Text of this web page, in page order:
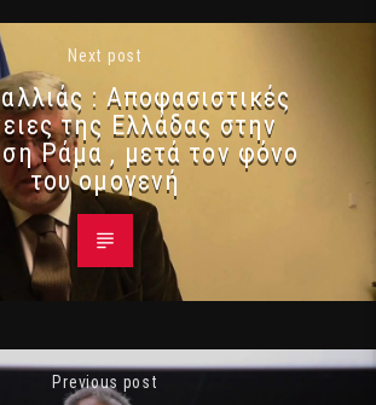
Next post
: Αποφασιστικές
της Ελλάδας στην
Ράμα , μετά τον φόνο
του ομογενή
Previous post